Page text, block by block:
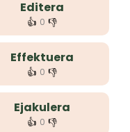
Editera
👍 0 👎
Effektuera
👍 0 👎
Ejakulera
👍 0 👎